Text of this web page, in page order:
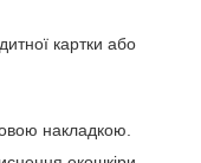
картки або
накладкою.